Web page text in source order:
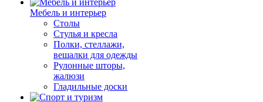
Мебель и интерьер
Столы
Стулья и кресла
Полки, стеллажи,
вешалки для одежды
Рулонные шторы,
жалюзи
Гладильные доски